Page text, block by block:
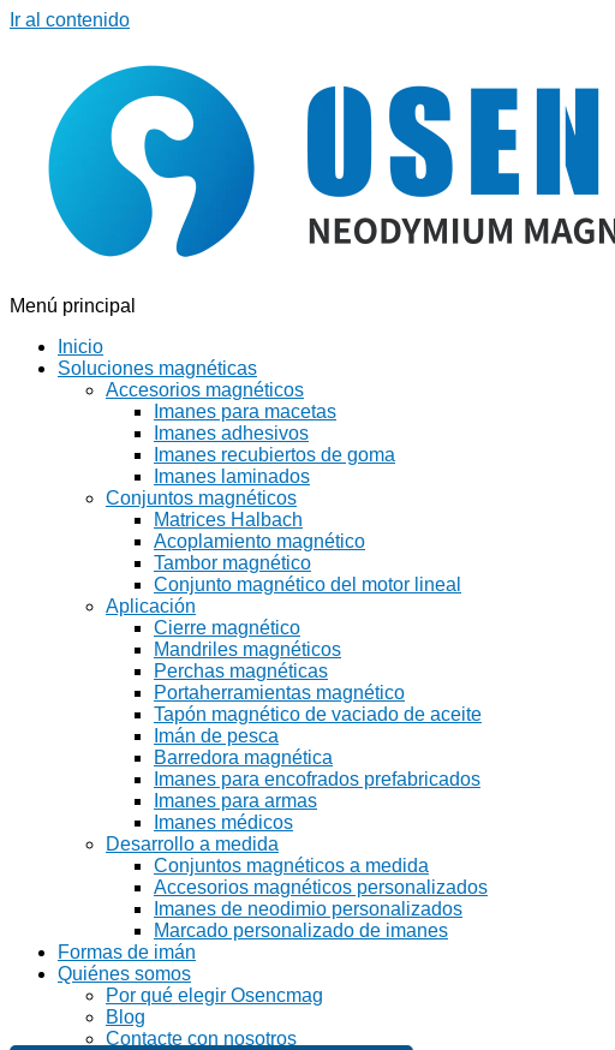
Ir al contenido
Menú principal
Inicio
Soluciones magnéticas
Accesorios magnéticos
Imanes para macetas
Imanes adhesivos
Imanes recubiertos de goma
Imanes laminados
Conjuntos magnéticos
Matrices Halbach
Acoplamiento magnético
Tambor magnético
Conjunto magnético del motor lineal
Aplicación
Cierre magnético
Mandriles magnéticos
Perchas magnéticas
Portaherramientas magnético
Tapón magnético de vaciado de aceite
Imán de pesca
Barredora magnética
Imanes para encofrados prefabricados
Imanes para armas
Imanes médicos
Desarrollo a medida
Conjuntos magnéticos a medida
Accesorios magnéticos personalizados
Imanes de neodimio personalizados
Marcado personalizado de imanes
Formas de imán
Quiénes somos
Por qué elegir Osencmag
Blog
Contacte con nosotros